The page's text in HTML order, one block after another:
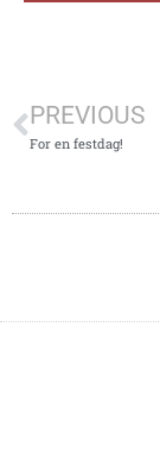
PREVIOUS
For en festdag!